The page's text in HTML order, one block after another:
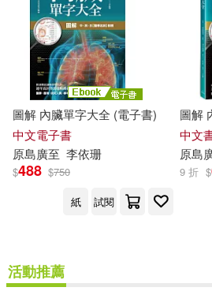
作者 (可複選)
原島廣至(2)
(可複選)
圖解 內臟單字大全 (電子書)
中文電子書
原島廣至 李依珊
$488 $750
紙
試閱
圖解
中文
原島
9 折 $
活動推薦